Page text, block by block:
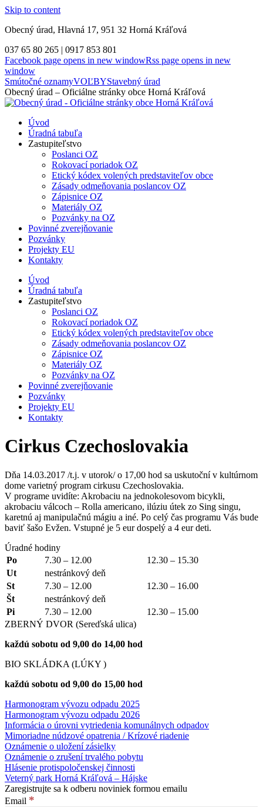
Skip to content
Obecný úrad, Hlavná 17, 951 32 Horná Kráľová
037 65 80 265 | 0917 853 801
Facebook page opens in new windowRss page opens in new
window
Smútočné oznamyVOĽBYStavebný úrad
Obecný úrad – Oficiálne stránky obce Horná Kráľová
Úvod
Úradná tabuľa
Zastupiteľstvo
Poslanci OZ
Rokovací poriadok OZ
Etický kódex volených predstaviteľov obce
Zásady odmeňovania poslancov OZ
Zápisnice OZ
Materiály OZ
Pozvánky na OZ
Povinné zverejňovanie
Pozvánky
Projekty EU
Kontakty
Úvod
Úradná tabuľa
Zastupiteľstvo
Poslanci OZ
Rokovací poriadok OZ
Etický kódex volených predstaviteľov obce
Zásady odmeňovania poslancov OZ
Zápisnice OZ
Materiály OZ
Pozvánky na OZ
Povinné zverejňovanie
Pozvánky
Projekty EU
Kontakty
Cirkus Czechoslovakia
Dňa 14.03.2017 /t.j. v utorok/ o 17,00 hod sa uskutoční v kultúrnom
dome varietný program cirkusu Czechoslovakia.
V programe uvidíte: Akrobaciu na jednokolesovom bicykli,
akrobaciu válcoch – Rolla americano, ilúziu útek zo Sing singu,
karetnú aj manipulačnú mágiu a iné. Po celý čas programu Vás bude
baviť šašo Evžen. Vstupné je 5 eur dospelý a 4 eur deti.
Úradné hodiny
Po
7.30 – 12.00
12.30 – 15.30
Ut
nestránkový deň
St
7.30 – 12.00
12.30 – 16.00
Št
nestránkový deň
Pi
7.30 – 12.00
12.30 – 15.00
ZBERNÝ DVOR (Sereďská ulica)
každú sobotu od 9,00 do 14,00 hod
BIO SKLÁDKA (LÚKY )
každú sobotu od 9,00 do 15,00 hod
Harmonogram vývozu odpadu 2025
Harmonogram vývozu odpadu 2026
Informácia o úrovni vytriedenia komunálnych odpadov
Mimoriadne núdzové opatrenia / Krízové riadenie
Oznámenie o uložení zásielky
Oznámenie o zrušení trvalého pobytu
Hlásenie protispoločenskej činnosti
Veterný park Horná Kráľová – Hájske
Zaregistrujte sa k odberu noviniek formou emailu
Email *